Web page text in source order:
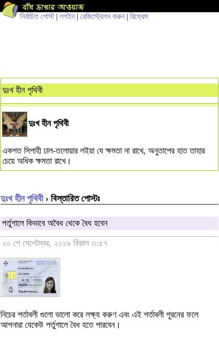
নির্বাচিত পোস্ট| লগইন | রেজিস্ট্রেশন করুন | রিফ্রেস
দুঃখ হীন পৃথিবী
দুঃখ হীন পৃথিবী
একশত সিপাহী ঢাল-তলোয়ার লইয়া যে ক্ষমতা না রাখে, অনুতাপের হাত তাহার
চেয়ে অধিক ক্ষমতা রাখে।
দুঃখ হীন পৃথিবী› বিস্তারিত পোস্টঃ
পর্তুগালে কিভাবে অবৈধ থেকে বৈধ হবেন
২০ শে সেপ্টেম্বর, ২০১৯ বিকাল ৩:৫৭
নিচের শর্তাবলী গুলো ভালো করে লক্ষ্য করুণ এবং এই শর্তাবলী পুরনের ফলে
আপনারা যেকেউ পর্তুগালে বৈধ হতে পারবেন।